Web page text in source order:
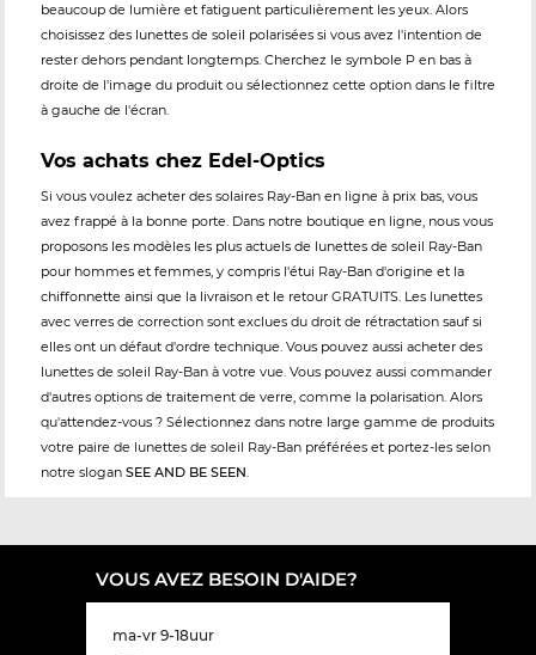
beaucoup de lumière et fatiguent particulièrement les yeux. Alors
choisissez des lunettes de soleil polarisées si vous avez l'intention de
rester dehors pendant longtemps. Cherchez le symbole P en bas à
droite de l'image du produit ou sélectionnez cette option dans le filtre
à gauche de l'écran.
Vos achats chez Edel-Optics
Si vous voulez acheter des solaires Ray-Ban en ligne à prix bas, vous
avez frappé à la bonne porte. Dans notre boutique en ligne, nous vous
proposons les modèles les plus actuels de lunettes de soleil Ray-Ban
pour hommes et femmes, y compris l'étui Ray-Ban d'origine et la
chiffonnette ainsi que la livraison et le retour GRATUITS. Les lunettes
avec verres de correction sont exclues du droit de rétractation sauf si
elles ont un défaut d'ordre technique. Vous pouvez aussi acheter des
lunettes de soleil Ray-Ban à votre vue. Vous pouvez aussi commander
d'autres options de traitement de verre, comme la polarisation. Alors
qu'attendez-vous ? Sélectionnez dans notre large gamme de produits
votre paire de lunettes de soleil Ray-Ban préférées et portez-les selon
notre slogan SEE AND BE SEEN.
VOUS AVEZ BESOIN D'AIDE?
ma-vr 9-18uur